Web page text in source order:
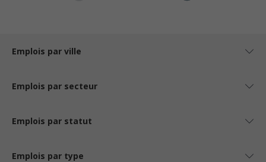
Emplois par ville
Emplois par secteur
Emplois par statut
Emplois par type